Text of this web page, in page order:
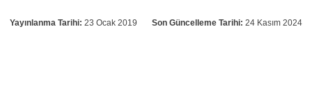
Yayınlanma Tarihi: 23 Ocak 2019 Son Güncelleme Tarihi: 24 Kasım 2024